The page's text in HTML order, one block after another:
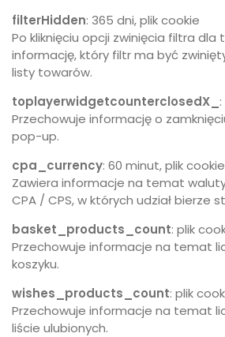
filterHidden: 365 dni, plik cookie
Po kliknięciu opcji zwinięcia filtra dla
informację, który filtr ma być
listy towarów.
toplayerwidgetcounterclosedX_
Przechowuje informację o
pop-up.
cpa_currency: 60 minut, plik cookie
Zawiera informacje na temat
CPA / CPS, w których udział bierze
basket_products_count: plik
Przechowuje informacje na temat
koszyku.
wishes_products_count: plik
Przechowuje informacje na temat
liście ulubionych.